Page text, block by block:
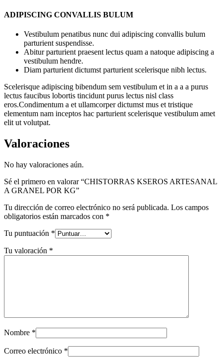
ADIPISCING CONVALLIS BULUM
Vestibulum penatibus nunc dui adipiscing convallis bulum
parturient suspendisse.
Abitur parturient praesent lectus quam a natoque adipiscing a
vestibulum hendre.
Diam parturient dictumst parturient scelerisque nibh lectus.
Scelerisque adipiscing bibendum sem vestibulum et in a a a purus
lectus faucibus lobortis tincidunt purus lectus nisl class
eros.Condimentum a et ullamcorper dictumst mus et tristique
elementum nam inceptos hac parturient scelerisque vestibulum amet
elit ut volutpat.
Valoraciones
No hay valoraciones aún.
Sé el primero en valorar “CHISTORRAS KSEROS ARTESANAL
A GRANEL POR KG”
Tu dirección de correo electrónico no será publicada. Los campos
obligatorios están marcados con *
Tu puntuación *
Tu valoración *
Nombre *
Correo electrónico *